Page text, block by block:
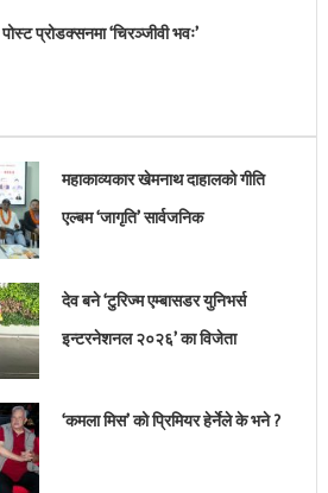
पोस्ट प्रोडक्सनमा ‘चिरञ्जीवी भवः’
महाकाव्यकार खेमनाथ दाहालको गीति
एल्बम ‘जागृति’ सार्वजनिक
देव बने ‘टुरिज्म एम्बासडर युनिभर्स
इन्टरनेशनल २०२६’ का विजेता
‘कमला मिस’ को प्रिमियर हेर्नेले के भने ?